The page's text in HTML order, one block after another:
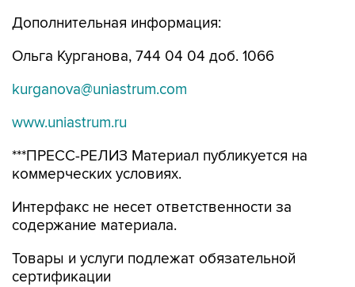
Дополнительная информация:
Ольга Курганова, 744 04 04 доб. 1066
kurganova@uniastrum.com
www.uniastrum.ru
***ПРЕСС-РЕЛИЗ Материал публикуется на
коммерческих условиях.
Интерфакс не несет ответственности за
содержание материала.
Товары и услуги подлежат обязательной
сертификации